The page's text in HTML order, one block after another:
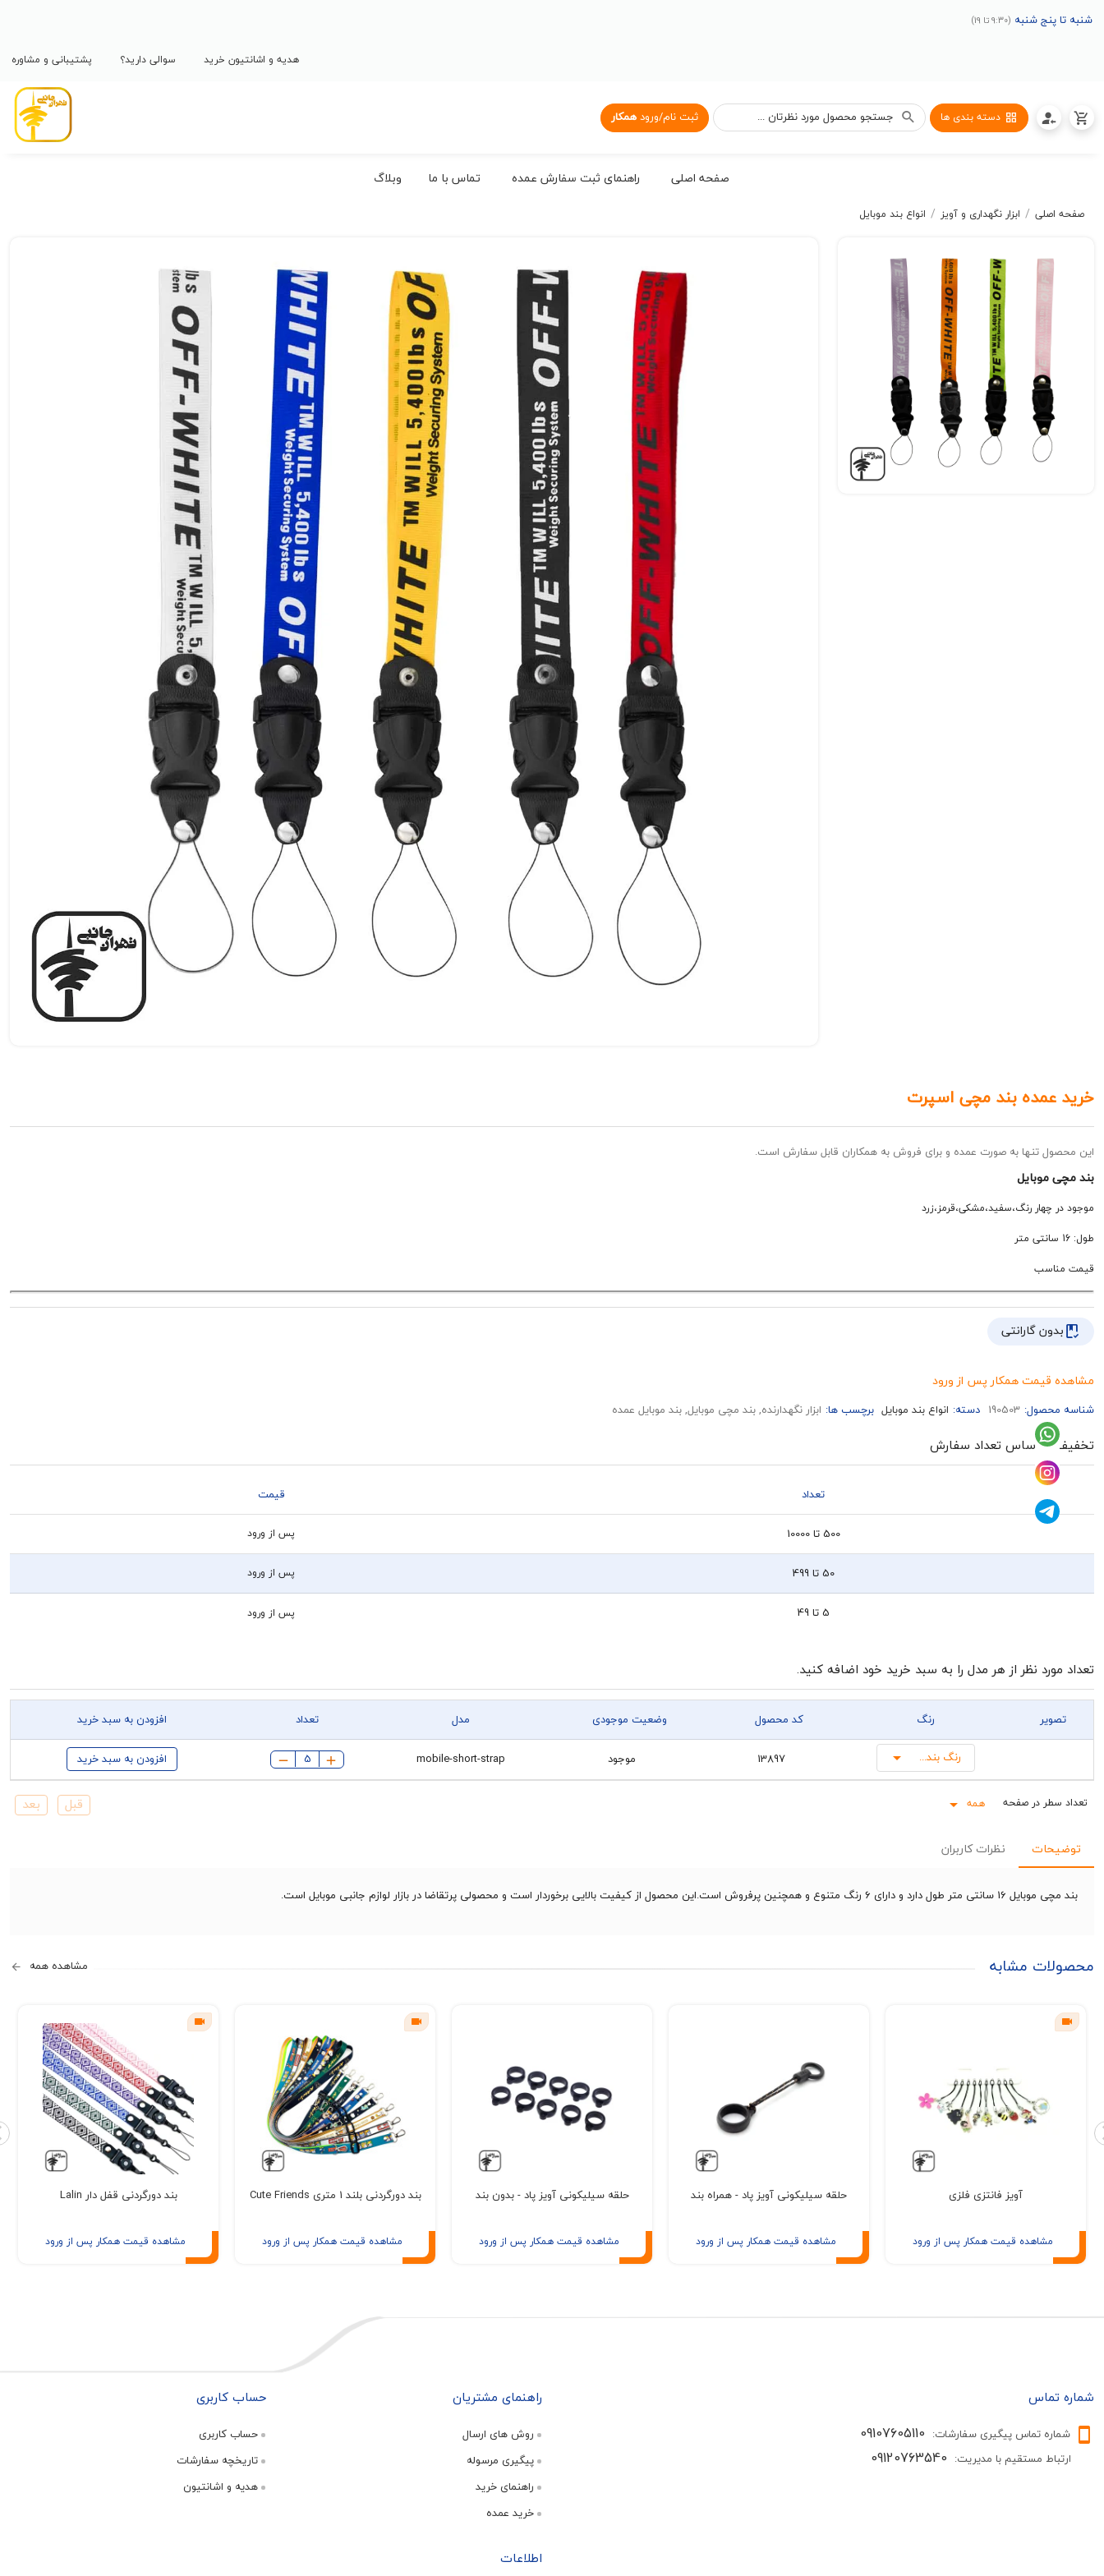
شنبه تا پنج شنبه (9:30 تا 19)
هدیه و اشانتیون خرید سوالی دارید؟ پشتیبانی و مشاوره
دسته بندی ها ثبت نام/ورودهمکار
صفحه اصلی راهنمای ثبت سفارش عمده تماس با ما وبلاگ
صفحه اصلی / ابزار نگهداری و آویز / انواع بند موبایل
خرید عمده بند مچی اسپرت
این محصول تنها به صورت عمده و برای فروش به همکاران قابل سفارش است.
بند مچی موبایل
موجود در چهار رنگ،سفید،مشکی،قرمز،زرد
طول: 16 سانتی متر
قیمت مناسب
بدون گارانتی
مشاهده قیمت همکار پس از ورود
شناسه محصول: 190503 دسته: انواع بند موبایل برچسب ها: ابزار نگهدارنده, بند مچی موبایل, بند موبایل عمده
تخفیف بر اساس تعداد سفارش
تعداد قیمت
500 تا 10000 پس از ورود
50 تا 499 پس از ورود
5 تا 49 پس از ورود
تعداد مورد نظر از هر مدل را به سبد خرید خود اضافه کنید.
تصویر رنگ کد محصول وضعیت موجودی مدل تعداد افزودن به سبد خرید
رنگ بندی جور 13897 موجود mobile-short-strap افزودن به سبد خرید
Rows per page: همه
توضیحات نظرات کاربران
بند مچی موبایل 16 سانتی متر طول دارد و دارای 6 رنگ متنوع و همچنین پرفروش است.این محصول از کیفیت بالایی برخوردار است و محصولی پرتقاضا در بازار لوازم جانبی موبایل است.
محصولات مشابه مشاهده همه
آویز فانتزی فلزی
مشاهده قیمت همکار پس از ورود
حلقه سیلیکونی آویز پاد - همراه بند
مشاهده قیمت همکار پس از ورود
حلقه سیلیکونی آویز پاد - بدون بند
مشاهده قیمت همکار پس از ورود
بند دورگردنی بلند 1 متری Cute Friends
مشاهده قیمت همکار پس از ورود
بند دورگردنی قفل دار Lalin
مشاهده قیمت همکار پس از ورود
شماره تماس
شماره تماس پیگیری سفارشات: 09107605110
ارتباط مستقیم با مدیریت: 09120763540
راهنمای مشتریان
روش های ارسال
پیگیری مرسوله
راهنمای خرید
خرید عمده
حساب کاربری
حساب کاربری
تاریخچه سفارشات
هدیه و اشانتیون
اطلاعات